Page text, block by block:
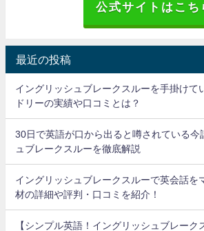
公式サイトはこち
最近の投稿
イングリッシュブレークスルーを手掛けて
ドリーの実績や口コミとは？
30日で英語が口から出ると噂されている今
ュブレークスルーを徹底解説
イングリッシュブレークスルーで英会話を
材の詳細や評判・口コミを紹介！
【シンプル英語！イングリッシュブレーク